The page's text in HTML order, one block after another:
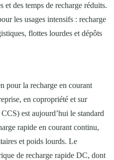
et des temps de recharge réduits.
les usages intensifs : recharge
flottes lourdes et dépôts
pour la recharge en courant
en copropriété et sur
est aujourd’hui le standard
rapide en courant continu,
et poids lourds. Le
de recharge rapide DC, dont